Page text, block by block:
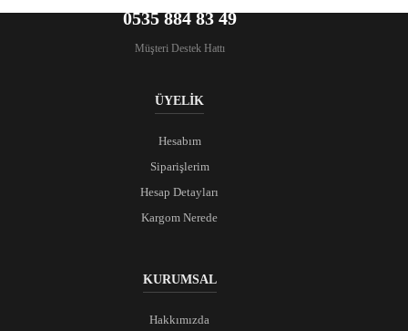
0535 884 83 49
Müşteri Destek Hattı
ÜYELİK
Hesabım
Siparişlerim
Hesap Detayları
Kargom Nerede
KURUMSAL
Hakkımızda